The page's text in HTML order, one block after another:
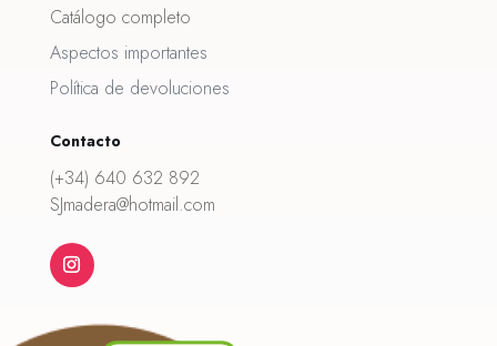
Catálogo completo
Aspectos importantes
Política de devoluciones
Contacto
(+34) 640 632 892
SJmadera@hotmail.com